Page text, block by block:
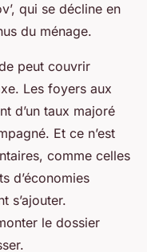
qui se décline en
du ménage.
peut couvrir
Les foyers aux
d’un taux majoré
Et ce n’est
comme celles
d’économies
s’ajouter.
le dossier